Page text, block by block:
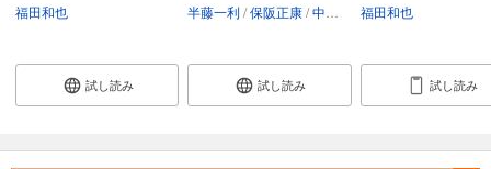
福田和也
試し読み
半藤一利 保阪正康 中西輝政 戸高一成
試し読み
福田和也
試し読み